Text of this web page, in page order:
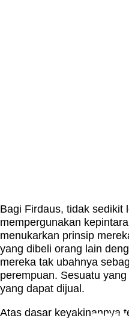
Bagi Firdaus, tidak sedikit
mempergunakan
menukarkan prinsip
yang dibeli orang lain
mereka tak ubahnya
perempuan. Sesuatu
yang dapat dijual.
Atas dasar keyakinannya